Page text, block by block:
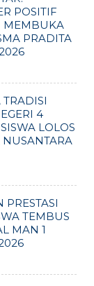
POSITIF
MEMBUKA
PRADITA
4
LOLOS
NUSANTARA
TEMBUS
MAN 1